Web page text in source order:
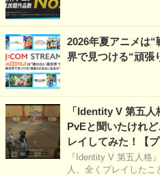
2026年夏アニメは
界で見つける“頑張
「Identity V 第五
PvEと聞いたけれ
レイしてみた！【プ
『Identity V 第五人格
人、全くプレイしたこ